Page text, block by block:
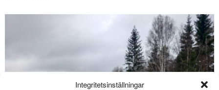
Integritetsinställningar